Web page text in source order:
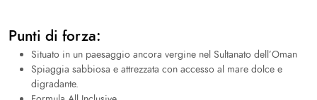
Punti di forza:
Situato in un paesaggio ancora vergine nel Sultanato dell’Oman
Spiaggia sabbiosa e attrezzata con accesso al mare dolce e
digradante.